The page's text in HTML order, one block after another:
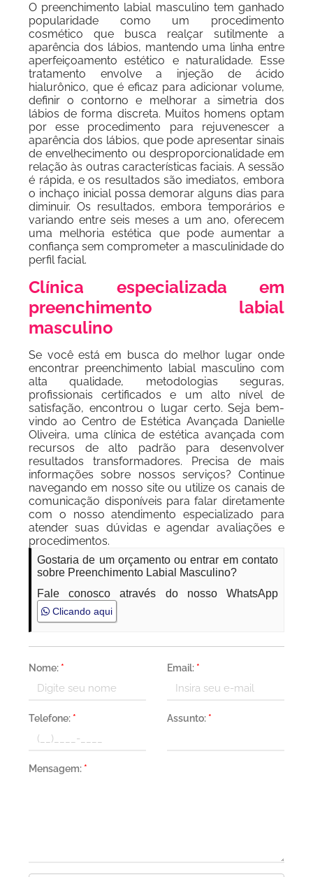
O preenchimento labial masculino tem ganhado
popularidade como um procedimento
cosmético que busca realçar sutilmente a
aparência dos lábios, mantendo uma linha entre
aperfeiçoamento estético e naturalidade. Esse
tratamento envolve a injeção de ácido
hialurônico, que é eficaz para adicionar volume,
definir o contorno e melhorar a simetria dos
lábios de forma discreta. Muitos homens optam
por esse procedimento para rejuvenescer a
aparência dos lábios, que pode apresentar sinais
de envelhecimento ou desproporcionalidade em
relação às outras características faciais. A sessão
é rápida, e os resultados são imediatos, embora
o inchaço inicial possa demorar alguns dias para
diminuir. Os resultados, embora temporários e
variando entre seis meses a um ano, oferecem
uma melhoria estética que pode aumentar a
confiança sem comprometer a masculinidade do
perfil facial.
Clínica especializada em
preenchimento labial
masculino
Se você está em busca do melhor lugar onde
encontrar preenchimento labial masculino com
alta qualidade, metodologias seguras,
profissionais certificados e um alto nível de
satisfação, encontrou o lugar certo. Seja bem-
vindo ao Centro de Estética Avançada Danielle
Oliveira, uma clínica de estética avançada com
recursos de alto padrão para desenvolver
resultados transformadores. Precisa de mais
informações sobre nossos serviços? Continue
navegando em nosso site ou utilize os canais de
comunicação disponíveis para falar diretamente
com o nosso atendimento especializado para
atender suas dúvidas e agendar avaliações e
procedimentos.
Gostaria de um orçamento ou entrar em contato
sobre Preenchimento Labial Masculino?
Fale conosco através do nosso WhatsApp
Clicando aqui
Nome: * Email: *
Telefone: * Assunto: *
Mensagem: *